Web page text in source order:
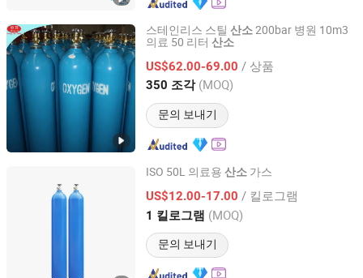
스테인리스 스틸 산소200bar 병원 10m3
의료 50 리터 산소
US$62.00-69.00 / 상품
350 조각 (MOQ)
문의 보내기
Anqiu Heng`an Gas Manufacture Factory
Shandong, China 이후 2023
ISO 50L 의료용 산소 가스
US$12.00-17.00 / 킬로그램
1 킬로그램 (MOQ)
문의 보내기
Qingdao Guida Special Gas Co., Ltd.
이후 2019